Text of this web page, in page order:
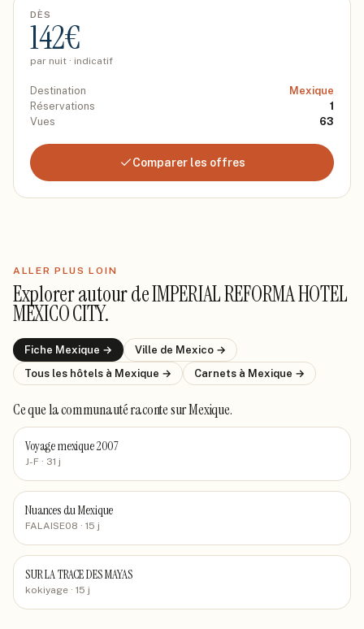
DÈS
142€
par nuit · indicatif
Destination
Mexique
Réservations
1
Vues
63
Comparer les offres
ALLER PLUS LOIN
Explorer autour deIMPERIAL REFORMA HOTEL
MEXICO CITY.
Fiche Mexique → Ville de Mexico →
Tous les hôtels à Mexique → Carnets à Mexique →
Ce que la communauté racontesur Mexique.
Voyage mexique 2007
J-F · 31 j
Nuances du Mexique
FALAISE08 · 15 j
SUR LA TRACE DES MAYAS
kokiyage · 15 j